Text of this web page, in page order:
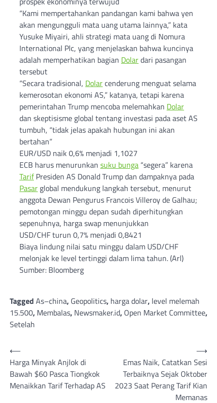
“Kami mempertahankan pandangan kami bahwa yen
akan mengungguli mata uang utama lainnya,” kata
Yusuke Miyairi, ahli strategi mata uang di Nomura
International Plc, yang menjelaskan bahwa kuncinya
adalah memperhatikan bagian Dolardari pasangan
tersebut
“Secara tradisional, Dolarcenderung menguat selama
kemerosotan ekonomi AS,” katanya, tetapi karena
pemerintahan Trump mencoba melemahkan Dolar
dan skeptisisme global tentang investasi pada aset AS
tumbuh, “tidak jelas apakah hubungan ini akan
bertahan”
EUR/USD naik 0,6% menjadi 1,1027
ECB harus menurunkan suku bunga “segera” karena
TarifPresiden AS Donald Trump dan dampaknya pada
Pasar global mendukung langkah tersebut, menurut
anggota Dewan Pengurus Francois Villeroy de Galhau;
pemotongan minggu depan sudah diperhitungkan
sepenuhnya, harga swap menunjukkan
USD/CHF turun 0,7% menjadi 0,8421
Biaya lindung nilai satu minggu dalam USD/CHF
melonjak ke level tertinggi dalam lima tahun. (Arl)
Sumber: Bloomberg
Tagged As–china, Geopolitics, harga dolar, level melemah
15.500, Membalas, Newsmaker.id, Open Market Committee,
Setelah
Post
navigation
⟵
Harga Minyak Anjlok di
Bawah $60 Pasca Tiongkok
Menaikkan Tarif Terhadap AS
Emas Naik, Catatkan Sesi
Terbaiknya Sejak Oktober
2023 Saat Perang Tarif Kian
Memanas
⟶